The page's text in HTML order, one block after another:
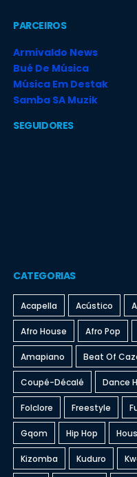
PARCEIROS
Armivaldo News
Bué De Música
Música Em Destak
Samba SA Muzik
SEGUIDORES
CATEGORIAS
Acapella Acústico
Afro House Afro Pop
Amapiano Beat Of
Coupé-Décalé Dance
Folclore Freestyle
Gqom Hip Hop
Kizomba Kuduro